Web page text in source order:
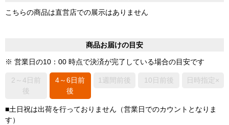
こちらの商品は直営店での展示はありません
商品お届けの目安
※ 営業日の10：00 時点で決済が完了している場合の目安です
2～4日前
後
4～6日前
後
1週間前後 10日前後 日時指定×
■土日祝は出荷を行っておりません（営業日でのカウントとなりま
す）